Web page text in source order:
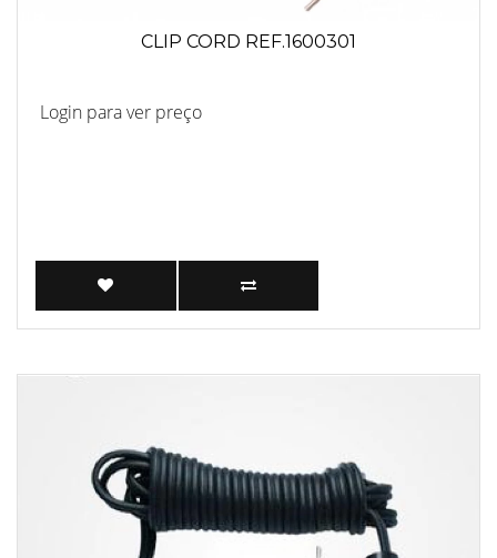
CLIP CORD REF.1600301
Login para ver preço